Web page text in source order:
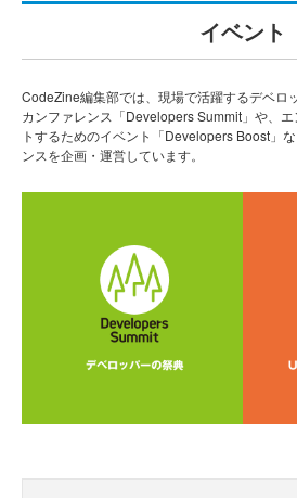
イベント
CodeZine編集部では、現場で活躍するデベロ
カンファレンス「Developers Summit」や、
トするためのイベント「Developers Boost」
ンスを企画・運営しています。